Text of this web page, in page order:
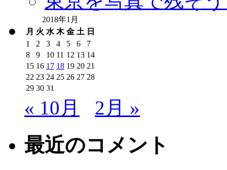
2018年1月
月 火 水 木 金 土 日
1
2 3 4 5 6
7
8
9 10 11 12 13 14
15 16 17 18 19 20 21
22 23 24 25 26 27 28
29 30 31
« 10月 2月 »
最近のコメント